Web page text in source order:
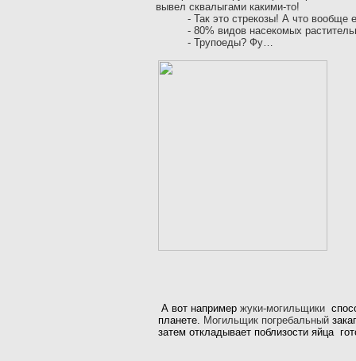
вывел сквалыгами какими-то!
- Так это стрекозы! А что вообще
- 80% видов насекомых
- Трупоеды? Фу…
А вот например жуки-могильщики
планете. Могильщик погребальный
затем откладывает поблизости яйца